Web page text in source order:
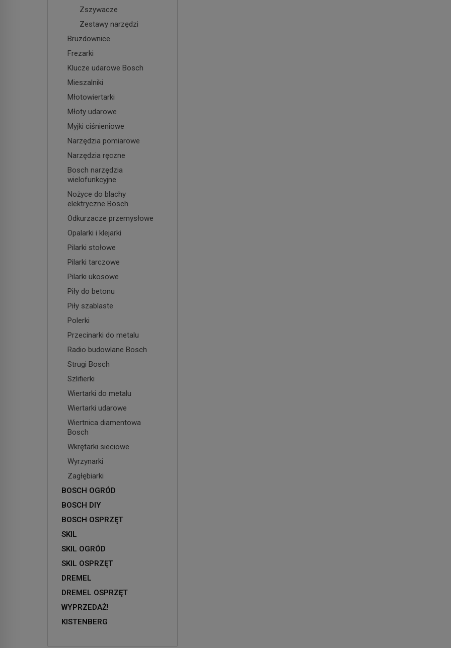
Zszywacze
Zestawy narzędzi
Bruzdownice
Frezarki
Klucze udarowe Bosch
Mieszalniki
Młotowiertarki
Młoty udarowe
Myjki ciśnieniowe
Narzędzia pomiarowe
Narzędzia ręczne
Bosch narzędzia
wielofunkcyjne
Nożyce do blachy
elektryczne Bosch
Odkurzacze przemysłowe
Opalarki i klejarki
Pilarki stołowe
Pilarki tarczowe
Pilarki ukosowe
Piły do betonu
Piły szablaste
Polerki
Przecinarki do metalu
Radio budowlane Bosch
Strugi Bosch
Szlifierki
Wiertarki do metalu
Wiertarki udarowe
Wiertnica diamentowa
Bosch
Wkrętarki sieciowe
Wyrzynarki
Zagłębiarki
BOSCH OGRÓD
BOSCH DIY
BOSCH OSPRZĘT
SKIL
SKIL OGRÓD
SKIL OSPRZĘT
DREMEL
DREMEL OSPRZĘT
WYPRZEDAŻ!
KISTENBERG